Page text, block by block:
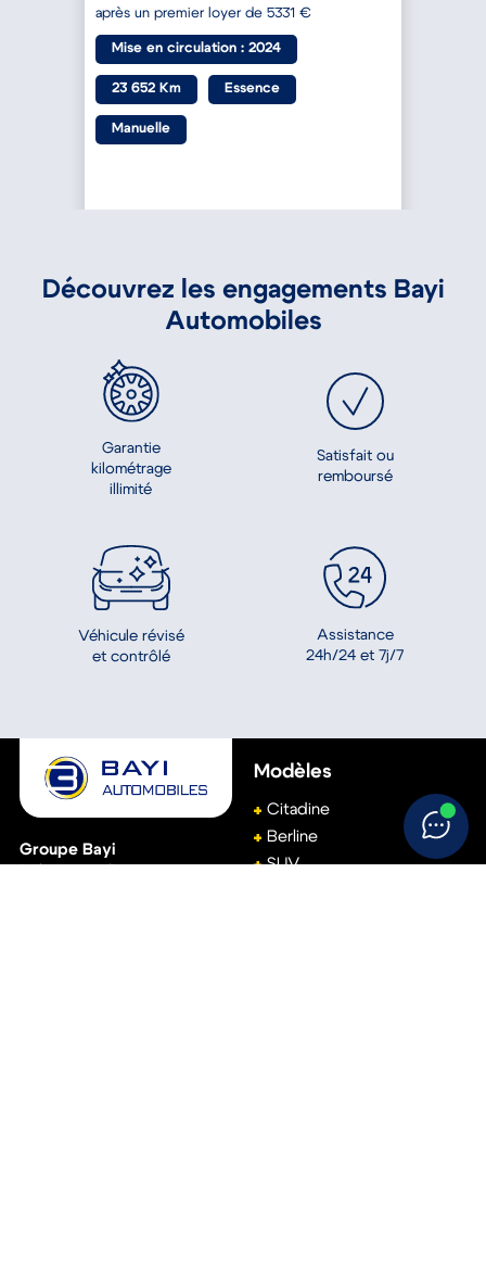
après un premier loyer de 5331 €
Mise en circulation : 2024
23 652 Km Essence
Manuelle
Groupe Bayi
Modèles
Citadine
Berline
SUV